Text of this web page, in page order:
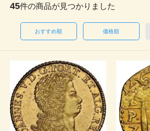
45件の商品が見つかりました
おすすめ順 価格順